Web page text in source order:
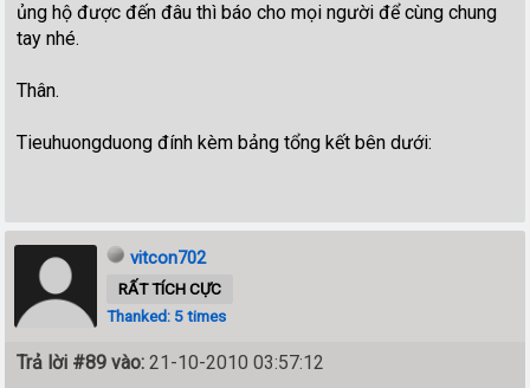
ủng hộ được đến đâu thì báo cho mọi người để cùng chung
tay nhé.
Thân.
Tieuhuongduong đính kèm bảng tổng kết bên dưới:
vitcon702
RẤT TÍCH CỰC
Thanked: 5 times
Trả lời #89 vào: 21-10-2010 03:57:12